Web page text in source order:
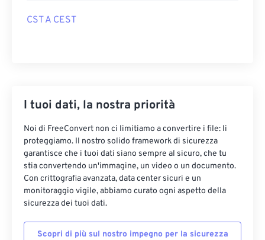
CST A CEST
I tuoi dati, la nostra priorità
Noi di FreeConvert non ci limitiamo a convertire i file: li
proteggiamo. Il nostro solido framework di sicurezza
garantisce che i tuoi dati siano sempre al sicuro, che tu
stia convertendo un'immagine, un video o un documento.
Con crittografia avanzata, data center sicuri e un
monitoraggio vigile, abbiamo curato ogni aspetto della
sicurezza dei tuoi dati.
Scopri di più sul nostro impegno per la sicurezza